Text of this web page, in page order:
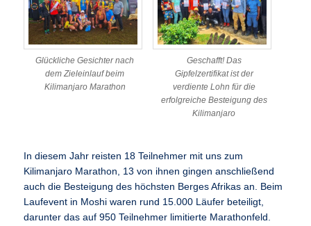
Glückliche Gesichter nach
dem Zieleinlauf beim
Kilimanjaro Marathon
Geschafft! Das
Gipfelzertifikat ist der
verdiente Lohn für die
erfolgreiche Besteigung des
Kilimanjaro
In diesem Jahr reisten 18 Teilnehmer mit uns zum
Kilimanjaro Marathon, 13 von ihnen gingen anschließend
auch die Besteigung des höchsten Berges Afrikas an. Beim
Laufevent in Moshi waren rund 15.000 Läufer beteiligt,
darunter das auf 950 Teilnehmer limitierte Marathonfeld.